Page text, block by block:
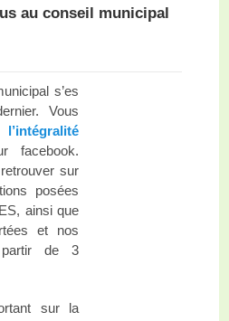
au conseil municipal
s’es
Vous
l’intégralité
facebook.
sur
posées
ainsi que
et nos
partir de 3
sur la